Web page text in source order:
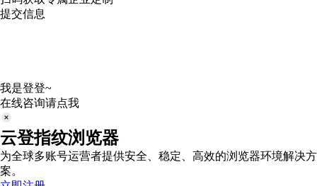
提交信息
我是登登~
在线咨询请点我
云登指纹浏览器
为全球多账号运营者提供安全、稳定、高效的浏览器环境解决方
案。